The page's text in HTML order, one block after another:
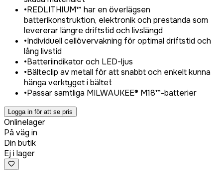
•REDLITHIUM™ har en överlägsen
batterikonstruktion, elektronik och prestanda som
levererar längre driftstid och livslängd
•Individuell cellövervakning för optimal driftstid och
lång livstid
•Batteriindikator och LED-ljus
•Bälteclip av metall för att snabbt och enkelt kunna
hänga verktyget i bältet
•Passar samtliga MILWAUKEE® M18™-batterier
Logga in för att se pris
Onlinelager
På väg in
Din butik
Ej i lager